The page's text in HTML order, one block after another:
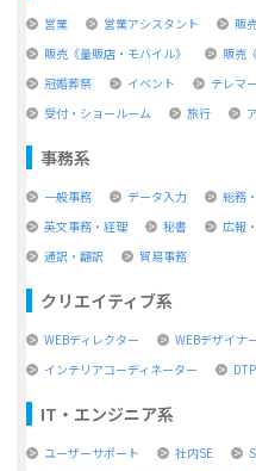
営業 営業アシスタント
販
販売《量販店・モバイル》
販売
冠婚葬祭
イベント
テレマ
受付・ショールーム
旅行
事務系
一般事務 データ入力 総務
英文事務・経理
秘書 広報
通訳・翻訳
貿易事務
クリエイティブ系
WEBディレクター WEBデザイナ
インテリアコーディネーター
IT・エンジニア系
ユーザーサポート 社内SE